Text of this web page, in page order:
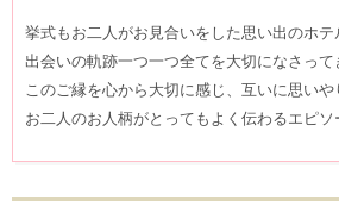
挙式もお二人がお見合いをした思い出のホ
出会いの軌跡一つ一つ全てを大切になさって
このご縁を心から大切に感じ、互いに思い
お二人のお人柄がとってもよく伝わるエピソ